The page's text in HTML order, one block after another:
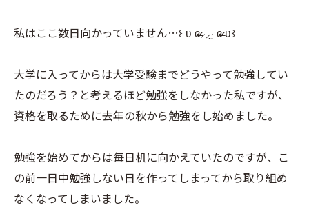
私はここ数日向かっていません…꒰ ʋ ɞ̴̶̷⸝⸝·̮ ɞ̴̶̷ ʋ꒱
大学に入ってからは大学受験までどうやって勉強してい
たのだろう？と考えるほど勉強をしなかった私ですが、
資格を取るために去年の秋から勉強をし始めました。
勉強を始めてからは毎日机に向かえていたのですが、こ
の前一日中勉強しない日を作ってしまってから取り組め
なくなってしまいました。